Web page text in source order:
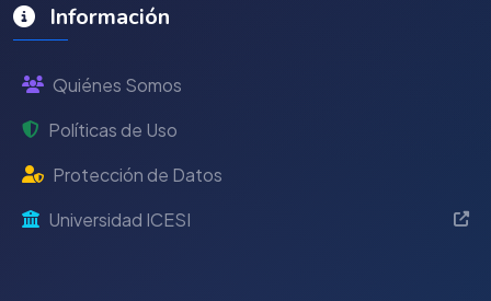
Información
Quiénes Somos
Políticas de Uso
Protección de Datos
Universidad ICESI